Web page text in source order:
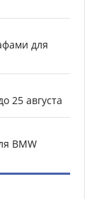
для
25 августа
BMW